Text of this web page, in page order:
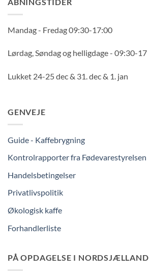
Mandag - Fredag 09:30-17:00
Lørdag, Søndag og helligdage - 09:30-17
Lukket 24-25 dec & 31. dec & 1. jan
GENVEJE
Guide - Kaffebrygning
Kontrolrapporter fra Fødevarestyrelsen
Handelsbetingelser
Privatlivspolitik
Økologisk kaffe
Forhandlerliste
PÅ OPDAGELSE I NORDSJÆLLAND